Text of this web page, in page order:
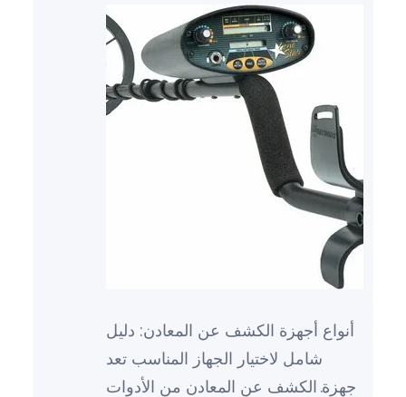
أنواع أجهزة الكشف عن المعادن: دليل
شامل لاختيار الجهاز المناسب تعد
أجهزة الكشف عن المعادن من الأدوات